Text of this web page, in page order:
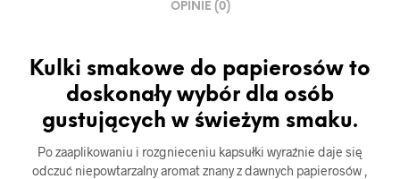
OPINIE (0)
Kulki smakowe do papierosów to
doskonały wybór dla osób
gustujących w świeżym smaku.
Po zaaplikowaniu i rozgnieceniu kapsułki wyraźnie daje się
odczuć niepowtarzalny aromat znany z dawnych papierosów ,